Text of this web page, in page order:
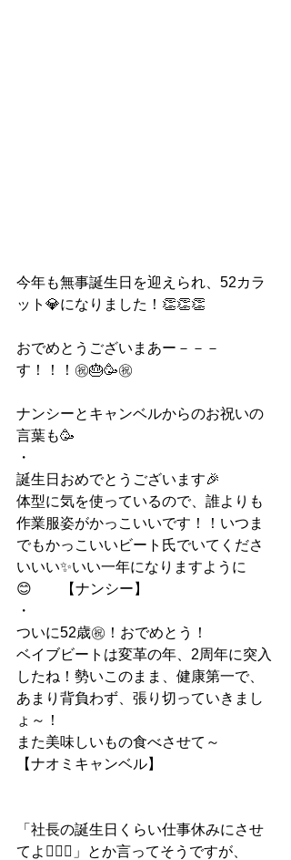
今年も無事誕生日を迎えられ、52カラ
ット💎になりました！👏👏👏
おでめとうございまあー－－－
す！！！㊗🎂🥳㊗️
ナンシーとキャンベルからのお祝いの
言葉も🥳
・
誕生日おめでとうございます🎉
体型に気を使っているので、誰よりも
作業服姿がかっこいいです！！いつま
でもかっこいいビート氏でいてくださ
いいい✨いい一年になりますように
😊　　【ナンシー】
・
ついに52歳㊗！おでめとう！
ベイブビートは変革の年、2周年に突入
したね！勢いこのまま、健康第一で、
あまり背負わず、張り切っていきまし
ょ～！
また美味しいもの食べさせて～
【ナオミキャンベル】
「社長の誕生日くらい仕事休みにさせ
てよ😵‍💫🙄」とか言ってそうですが、